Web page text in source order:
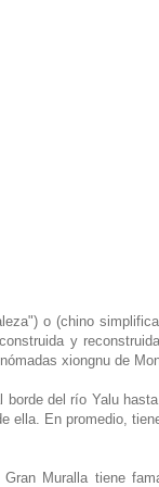
o (chino
y
xiongnu de
del río Yalu
ella. En promedio,
Muralla tiene